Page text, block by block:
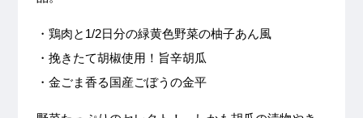
・鶏肉と1/2日分の緑黄色野菜の柚子あん風
・挽きたて胡椒使用！旨辛胡瓜
・金ごま香る国産ごぼうの金平